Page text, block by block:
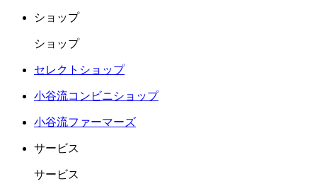
ショップ
ショップ
セレクトショップ
小谷流コンビニショップ
小谷流ファーマーズ
サービス
サービス